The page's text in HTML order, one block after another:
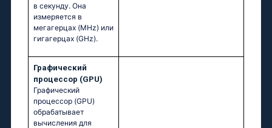
в секунду. Она
измеряется в
мегагерцах (MHz) или
гигагерцах (GHz).
Графический
процессор (GPU)
Графический
процессор (GPU)
обрабатывает
вычисления для